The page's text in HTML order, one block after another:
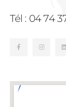
Tél : 04 74